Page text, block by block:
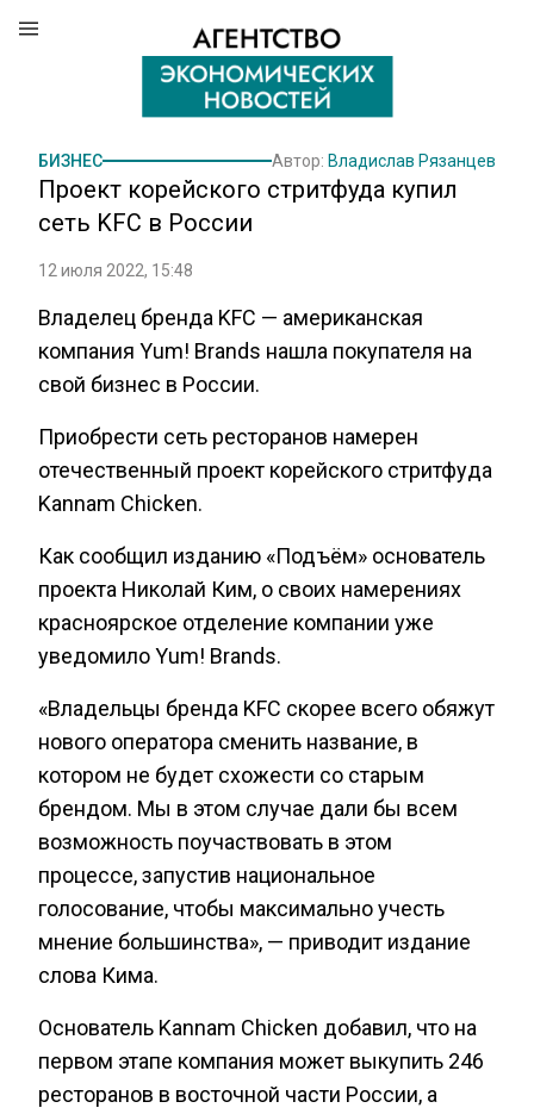
БИЗНЕС Автор: Владислав Рязанцев
Проект корейского стритфуда купил
сеть KFC в России
12 июля 2022, 15:48
Владелец бренда KFC — американская
компания Yum! Brands нашла покупателя на
свой бизнес в России.
Приобрести сеть ресторанов намерен
отечественный проект корейского стритфуда
Kannam Chicken.
Как сообщил изданию «Подъём» основатель
проекта Николай Ким, о своих намерениях
красноярское отделение компании уже
уведомило Yum! Brands.
«Владельцы бренда KFC скорее всего обяжут
нового оператора сменить название, в
котором не будет схожести со старым
брендом. Мы в этом случае дали бы всем
возможность поучаствовать в этом
процессе, запустив национальное
голосование, чтобы максимально учесть
мнение большинства», — приводит издание
слова Кима.
Основатель Kannam Chicken добавил, что на
первом этапе компания может выкупить 246
ресторанов в восточной части России, а